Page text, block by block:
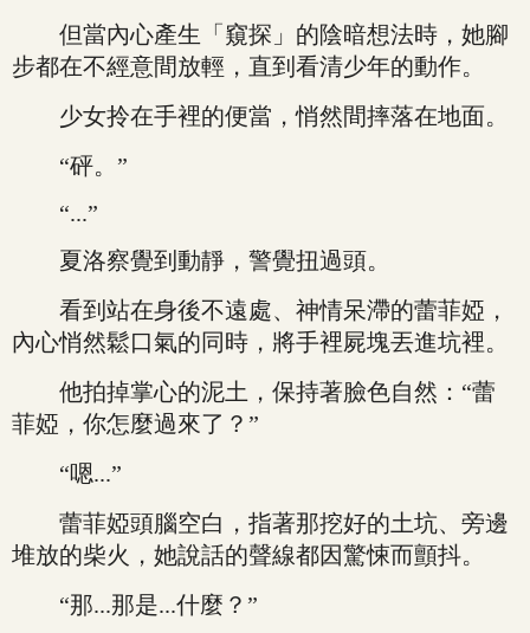
但當內心產生「窺探」的陰暗想法時，她腳
步都在不經意間放輕，直到看清少年的動作。
少女拎在手裡的便當，悄然間摔落在地面。
“砰。”
“...”
夏洛察覺到動靜，警覺扭過頭。
看到站在身後不遠處、神情呆滯的蕾菲婭，
內心悄然鬆口氣的同時，將手裡屍塊丟進坑裡。
他拍掉掌心的泥土，保持著臉色自然：“蕾
菲婭，你怎麼過來了？”
“嗯...”
蕾菲婭頭腦空白，指著那挖好的土坑、旁邊
堆放的柴火，她說話的聲線都因驚悚而顫抖。
“那...那是...什麼？”